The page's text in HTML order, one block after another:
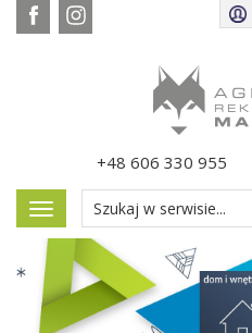
+48 606 330 955
Pokaż
menu